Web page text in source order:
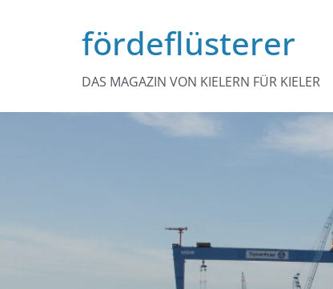
fördeflüsterer
DAS MAGAZIN VON KIELERN FÜR KIELER